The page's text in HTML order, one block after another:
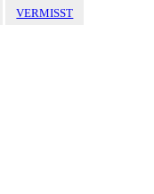
VERMISST